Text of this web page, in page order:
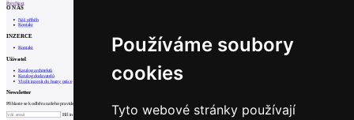
Používáme soubory
cookies
Tyto webové stránky používají
PrevNext
O NÁS
Náš příběh
Kontakt
INZERCE
Kontakt
Uživatel
Katalog architektů
Katalog dodavatelů
Vložit inzerát do burzy práce
Newsletter
Přihlaste se k odběru našeho pravidelného týdenního newsletteru:
Fill in „nospam“